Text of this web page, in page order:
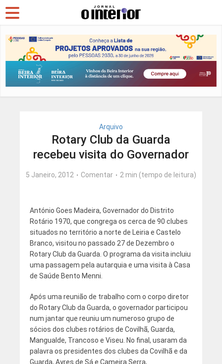
Arquivo
Rotary Club da Guarda
recebeu visita do Governador
5 Janeiro, 2012 Comentar 2 min (tempo de leitura)
António Goes Madeira, Governador do Distrito
Rotário 1970, que congrega os cerca de 90 clubes
situados no território a norte de Leiria e Castelo
Branco, visitou no passado 27 de Dezembro o
Rotary Club da Guarda. O programa da visita incluiu
uma passagem pela autarquia e uma visita à Casa
de Saúde Bento Menni.
Após uma reunião de trabalho com o corpo diretor
do Rotary Club da Guarda, o governador participou
num jantar que reuniu um numeroso grupo de
sócios dos clubes rotários de Covilhã, Guarda,
Mangualde, Trancoso e Viseu. No final, usaram da
palavra os presidentes dos clubes da Covilhã e da
Guarda, Ayres de Sá e Cameira Serra,